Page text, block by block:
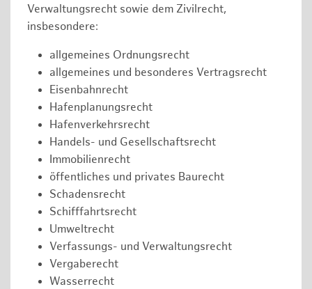
Verwaltungsrecht sowie dem Zivilrecht,
insbesondere:
allgemeines Ordnungsrecht
allgemeines und besonderes Vertragsrecht
Eisenbahnrecht
Hafenplanungsrecht
Hafenverkehrsrecht
Handels- und Gesellschaftsrecht
Immobilienrecht
öffentliches und privates Baurecht
Schadensrecht
Schifffahrtsrecht
Umweltrecht
Verfassungs- und Verwaltungsrecht
Vergaberecht
Wasserrecht